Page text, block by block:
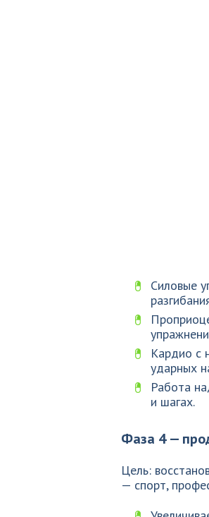
Силовые
Кардио с
ударных
Работа
и шагах.
Фаза 4 —
Цель:
— спорт,